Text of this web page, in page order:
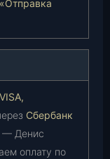
«Отправка
VISA,
Сбербанк
— Денис
оплату по